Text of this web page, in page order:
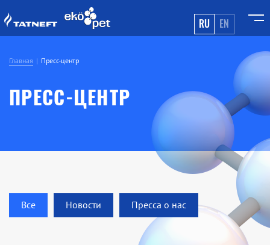
RU EN
Главная Пресс-центр
ПРЕСС-ЦЕНТР
Все Новости Пресса о нас